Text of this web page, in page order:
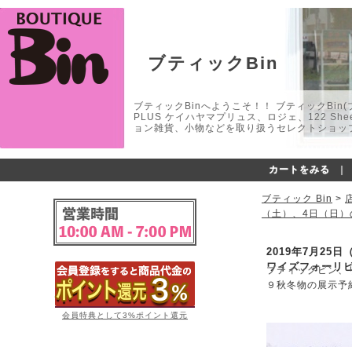
ブティックBin
ブティックBinへようこそ！！ ブティック
PLUS ケイハヤマプリュス、ロジェ、122
ョン雑貨、小物などを取り扱うセレクトショ
カートをみる
会員特典として3%ポイント還元
ブティック Bin >
（土）、4日（日
2019年7月25日
ワイズフォーリ
ブティックビン
９秋冬物の展示